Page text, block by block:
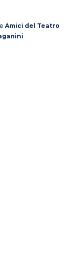
Amici del Teatro